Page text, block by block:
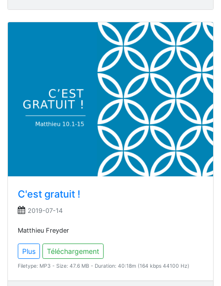
C'est gratuit !
2019-07-14
Matthieu Freyder
Plus Téléchargement
Filetype: MP3 - Size: 47.6 MB - Duration: 40:18m (164 kbps 44100 Hz)